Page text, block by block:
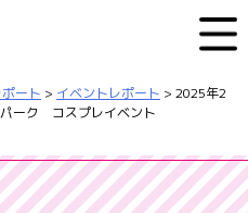
ポート > イベントレポート > 2025年2
ーク コスプレイベント